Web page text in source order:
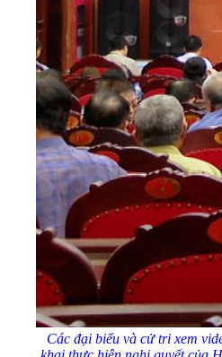
Các đại biểu và cử tri xem